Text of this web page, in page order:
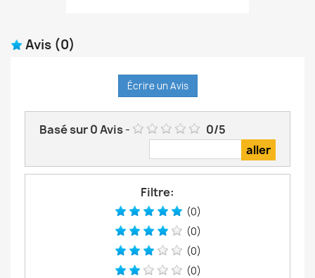
Avis (0)
Écrire un Avis
Basé sur0Avis- 0/5
Filtre:
(0)
(0)
(0)
(0)